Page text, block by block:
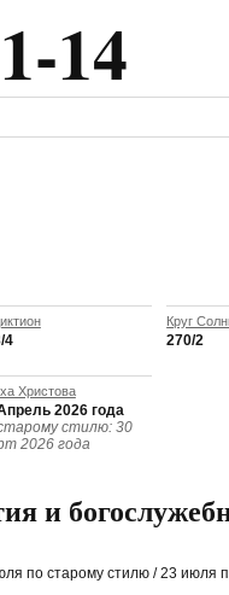
1-14
4
Круг
270/2
Христова
2026 года
стилю: 30
2026 года
и
по старому стилю / 23 июля